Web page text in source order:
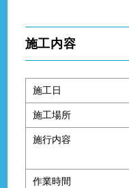
施工内容
施工日
施工場所
施行内容
作業時間